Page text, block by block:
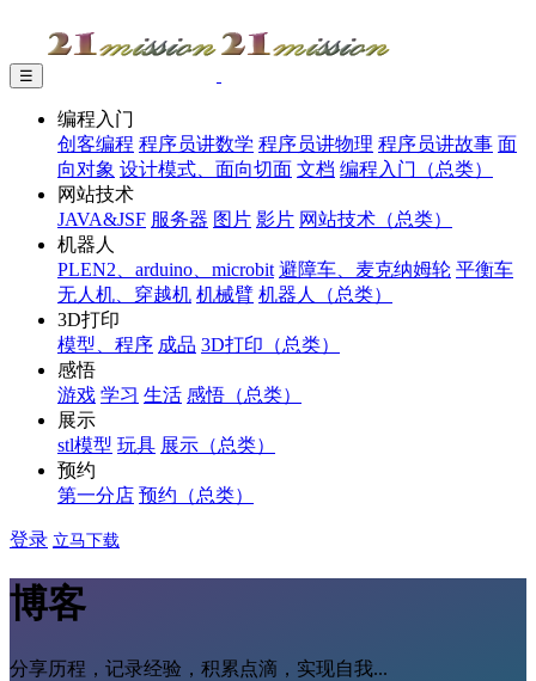
☰
编程入门
创客编程 程序员讲数学 程序员讲物理 程序员讲故事 面
向对象 设计模式、面向切面 文档 编程入门（总类）
网站技术
JAVA&JSF 服务器 图片 影片 网站技术（总类）
机器人
PLEN2、arduino、microbit 避障车、麦克纳姆轮 平衡车
无人机、穿越机 机械臂 机器人（总类）
3D打印
模型、程序 成品 3D打印（总类）
感悟
游戏 学习 生活 感悟（总类）
展示
stl模型 玩具 展示（总类）
预约
第一分店 预约（总类）
登录 立马下载
博客
分享历程，记录经验，积累点滴，实现自我...